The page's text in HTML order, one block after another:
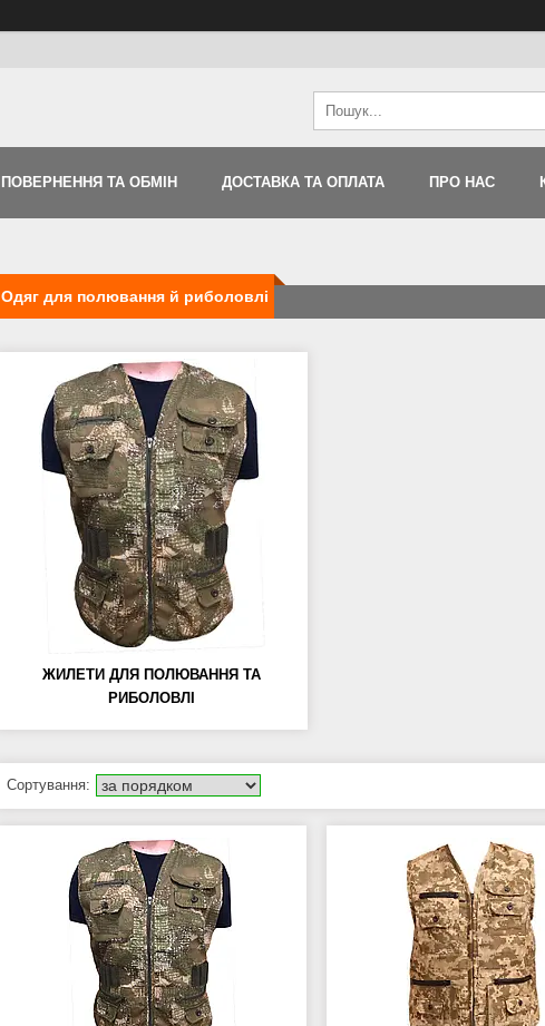
ПОВЕРНЕННЯ ТА ОБМІН ДОСТАВКА ТА ОПЛАТА ПРО НАС
Одяг для полювання й риболовлі
ЖИЛЕТИ ДЛЯ ПОЛЮВАННЯ ТА
РИБОЛОВЛІ